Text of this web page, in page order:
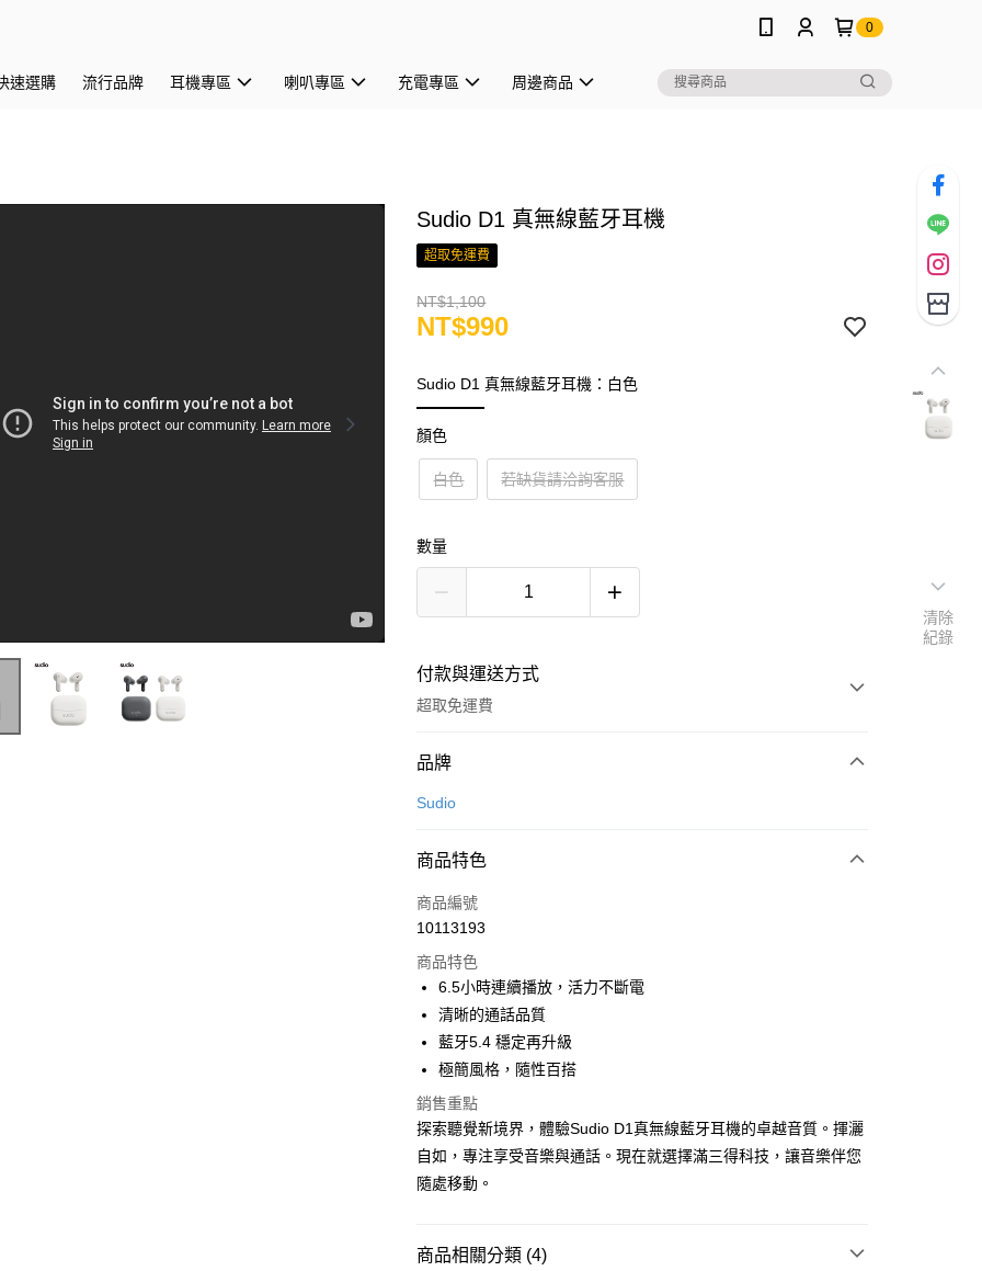
0
速選購 流行品牌 耳機專區 喇叭專區 充電專區 周邊商品
Sudio D1 真無線藍牙耳機
超取免運費
NT$1,100
NT$990
Sudio D1 真無線藍牙耳機：白色
顏色
白色 若缺貨請洽詢客服
數量
付款與運送方式
超取免運費
付款方式
信用卡一次付款
街口支付
悠遊付
ATM付款
運送方式
付款後全家取貨
免運費
付款後7-11取貨
宅配
品牌
Sudio
商品特色
商品編號
10113193
商品特色
6.5小時連續播放，活力不斷電
清晰的通話品質
藍牙5.4 穩定再升級
極簡風格，隨性百搭
銷售重點
探索聽覺新境界，體驗Sudio D1真無線藍牙耳機的卓越音質。揮灑
自如，專注享受音樂與通話。現在就選擇滿三得科技，讓音樂伴您
隨處移動。
商品相關分類 (4)
清除
紀錄